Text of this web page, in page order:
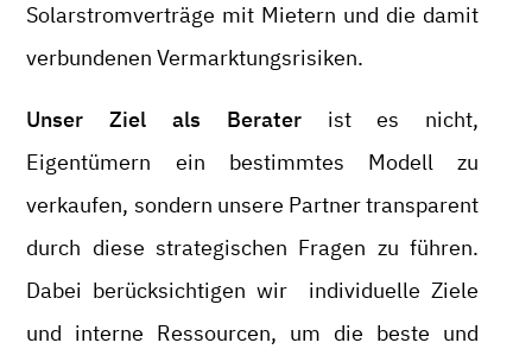
Solarstromverträge mit Mietern und die damit
verbundenen Vermarktungsrisiken.
Unser Ziel als Beraterist es nicht,
Eigentümern ein bestimmtes Modell zu
verkaufen, sondern unsere Partner transparent
durch diese strategischen Fragen zu führen.
Dabei berücksichtigen wir individuelle Ziele
und interne Ressourcen, um die beste und